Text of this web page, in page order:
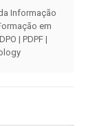
Informação
em
| PDPF |